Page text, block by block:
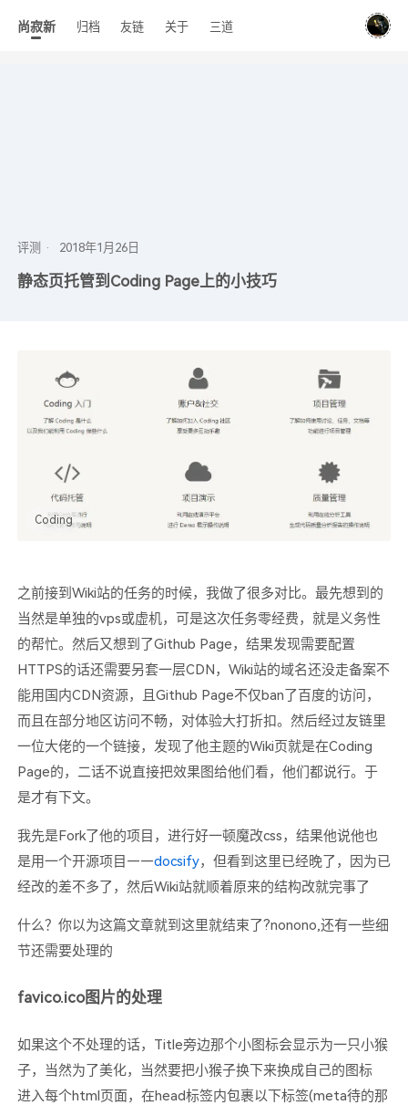
尚寂新 归档 友链 关于 三道
评测
静态页托管到Coding Page上的小技巧
Coding
之前接到Wiki站的任务的时候，我做了很多对比。最先想到的
当然是单独的vps或虚机，可是这次任务零经费，就是义务性
的帮忙。然后又想到了Github Page，结果发现需要配置
HTTPS的话还需要另套一层CDN，Wiki站的域名还没走备案不
能用国内CDN资源，且Github Page不仅ban了百度的访问，
而且在部分地区访问不畅，对体验大打折扣。然后经过友链里
一位大佬的一个链接，发现了他主题的Wiki页就是在Coding
Page的，二话不说直接把效果图给他们看，他们都说行。于
是才有下文。
我先是Fork了他的项目，进行好一顿魔改css，结果他说他也
是用一个开源项目——docsify，但看到这里已经晚了，因为已
经改的差不多了，然后Wiki站就顺着原来的结构改就完事了
什么？你以为这篇文章就到这里就结束了?nonono,还有一些细
节还需要处理的
favico.ico图片的处理
如果这个不处理的话，Title旁边那个小图标会显示为一只小猴
子，当然为了美化，当然要把小猴子换下来换成自己的图标
进入每个html页面，在head标签内包裹以下标签(meta待的那